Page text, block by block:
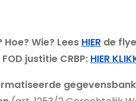
Hoe? Wie? Lees HIER de
justitie CRBP: HIER
gegevensbank